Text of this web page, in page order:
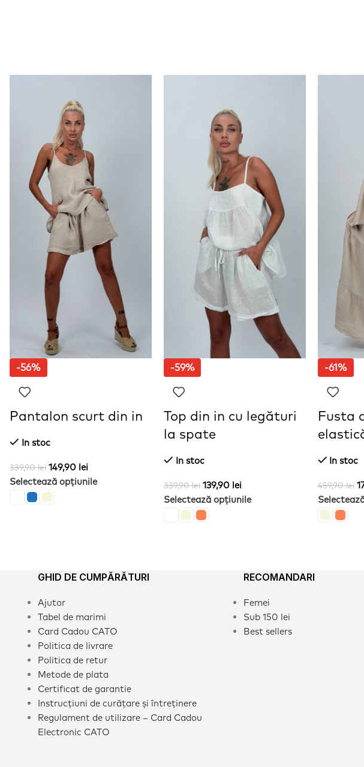
-56%
Pantalon scurt din in
In stoc
339,90lei 149,90 lei
Selectează opțiunile
-59%
Top din in cu legături
la spate
In stoc
339,90lei 139,90 lei
Selectează opțiunile
-61%
Fusta
In stoc
459,90lei
GHID DE CUMPĂRĂTURI
Ajutor
Tabel de marimi
Card Cadou CATO
Politica de livrare
Politica de retur
Metode de plata
Certificat de garantie
Instrucțiuni de curățare și întreținere
Regulament de utilizare – Card Cadou
Electronic CATO
RECOMANDARI
Femei
Sub 150 lei
Best sellers